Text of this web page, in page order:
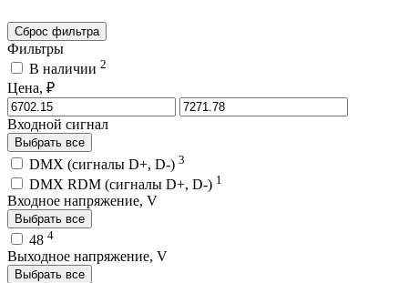
Сброс фильтра
Фильтры
В наличии 2
Цена, ₽
Входной сигнал
Выбрать все
DMX (сигналы D+, D-) 3
DMX RDM (сигналы D+, D-) 1
Входное напряжение, V
Выбрать все
48 4
Выходное напряжение, V
Выбрать все